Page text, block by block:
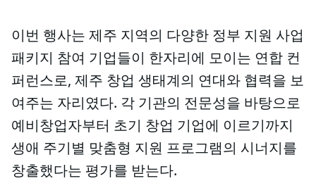
이번 행사는 제주 지역의 다양한 정부 지원 사업
패키지 참여 기업들이 한자리에 모이는 연합 컨
퍼런스로, 제주 창업 생태계의 연대와 협력을 보
여주는 자리였다. 각 기관의 전문성을 바탕으로
예비창업자부터 초기 창업 기업에 이르기까지
생애 주기별 맞춤형 지원 프로그램의 시너지를
창출했다는 평가를 받는다.